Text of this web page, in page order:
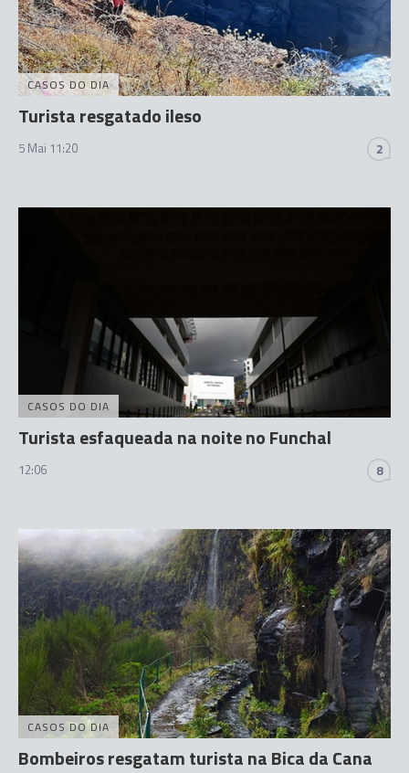
CASOS DO DIA
Turista resgatado ileso
5 Mai 11:20 2
CASOS DO DIA
Turista esfaqueada na noite no Funchal
12:06 8
CASOS DO DIA
Bombeiros resgatam turista na Bica da Cana